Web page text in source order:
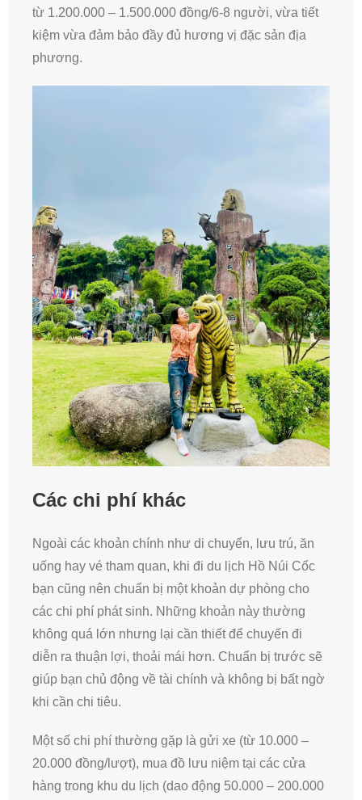
từ 1.200.000 – 1.500.000 đồng/6-8 người, vừa tiết
kiệm vừa đảm bảo đầy đủ hương vị đặc sản địa
phương.
Các chi phí khác
Ngoài các khoản chính như di chuyển, lưu trú, ăn
uống hay vé tham quan, khi đi du lịch Hồ Núi Cốc
bạn cũng nên chuẩn bị một khoản dự phòng cho
các chi phí phát sinh. Những khoản này thường
không quá lớn nhưng lại cần thiết để chuyến đi
diễn ra thuận lợi, thoải mái hơn. Chuẩn bị trước sẽ
giúp bạn chủ động về tài chính và không bị bất ngờ
khi cần chi tiêu.
Một số chi phí thường gặp là gửi xe (từ 10.000 –
20.000 đồng/lượt), mua đồ lưu niệm tại các cửa
hàng trong khu du lịch (dao động 50.000 – 200.000